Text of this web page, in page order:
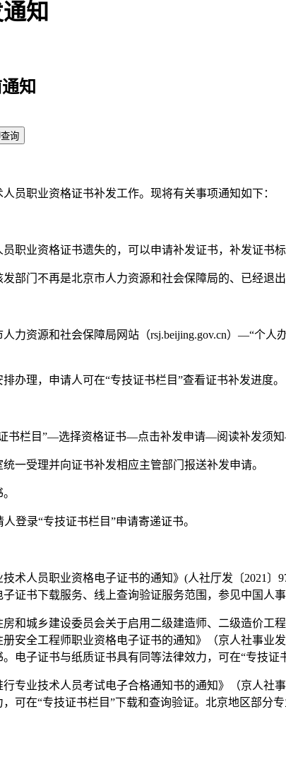
知
知
询
职业资格证书补发工作。现将有关事项通知如下：
业资格证书遗失的，可以申请补发证书，补发证书标
门不再是北京市人力资源和社会保障局的、已经退出
力资源和社会保障局网站（rsj.beijing.gov.cn）—“个
理，申请人可在“专技证书栏目”查看证书补发进度。
书栏目”—选择资格证书—点击补发申请—阅读补发须知
受理并向证书补发相应主管部门报送补发申请。
录“专技证书栏目”申请寄递证书。
人员职业资格电子证书的通知》(人社厅发〔2021〕
证书下载服务、线上查询验证服务范围，参见中国人
城乡建设委员会关于启用二级建造师、二级造价工
安全工程师职业资格电子证书的通知》（京人社事业
电子证书与纸质证书具有同等法律效力，可在“专技证
业技术人员考试电子合格通知书的通知》（京人社
可在“专技证书栏目”下载和查询验证。北京地区部分